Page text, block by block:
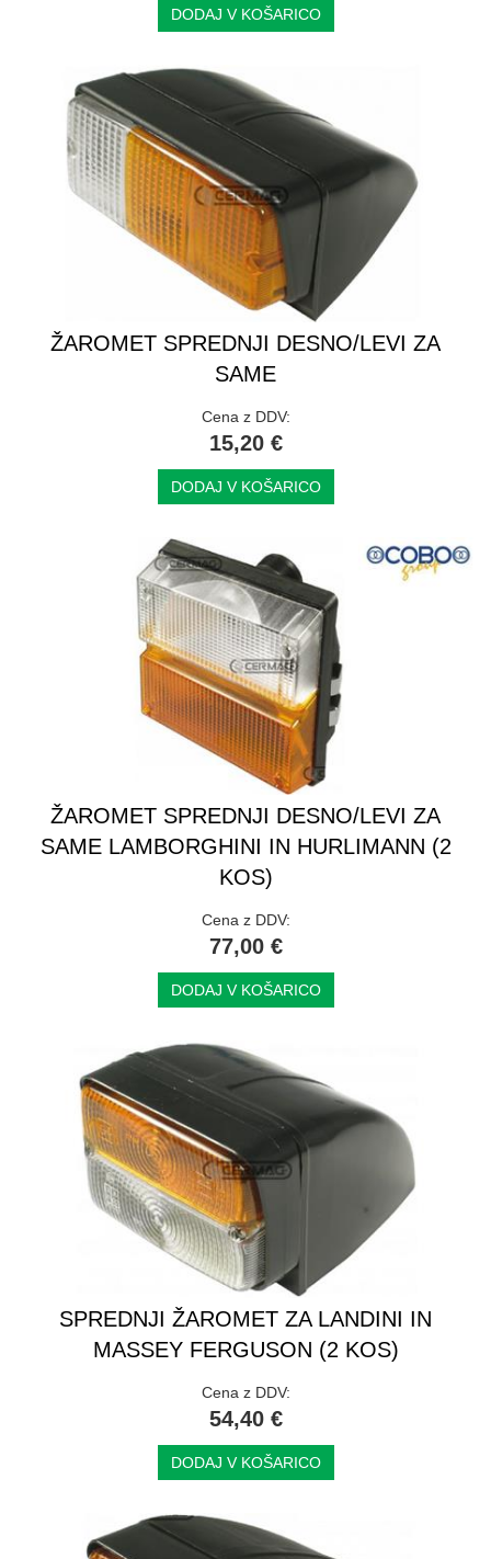
DODAJ V KOŠARICO
ŽAROMET SPREDNJI DESNO/LEVI ZA
SAME
Cena z DDV:
15,20 €
DODAJ V KOŠARICO
ŽAROMET SPREDNJI DESNO/LEVI ZA
SAME LAMBORGHINI IN HURLIMANN (2
KOS)
Cena z DDV:
77,00 €
DODAJ V KOŠARICO
SPREDNJI ŽAROMET ZA LANDINI IN
MASSEY FERGUSON (2 KOS)
Cena z DDV:
54,40 €
DODAJ V KOŠARICO